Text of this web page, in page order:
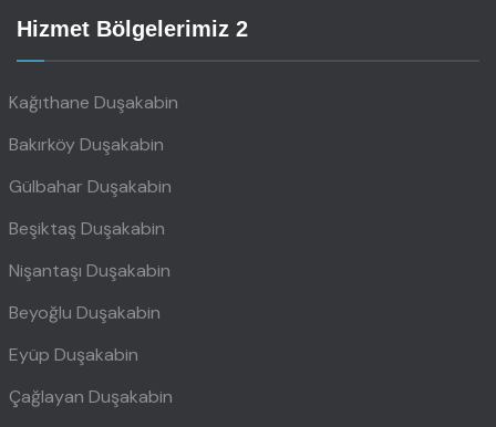
Hizmet Bölgelerimiz 2
Kağıthane Duşakabin
Bakırköy Duşakabin
Gülbahar Duşakabin
Beşiktaş Duşakabin
Nişantaşı Duşakabin
Beyoğlu Duşakabin
Eyüp Duşakabin
Çağlayan Duşakabin